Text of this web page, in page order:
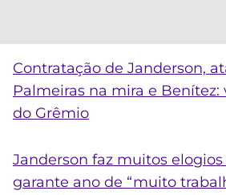
Contratação de Janderson,
Palmeiras na mira e
do Grêmio
Janderson faz muitos elogios
garante ano de “muito